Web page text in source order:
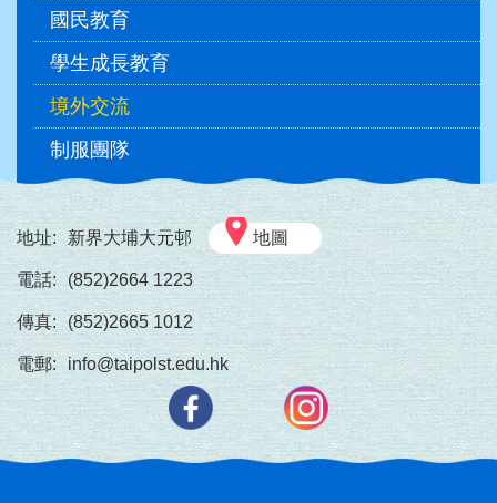
國民教育
學生成長教育
境外交流
制服團隊
地址: 新界大埔大元邨 地圖
電話: (852)2664 1223
傳真: (852)2665 1012
電郵: info@taipolst.edu.hk